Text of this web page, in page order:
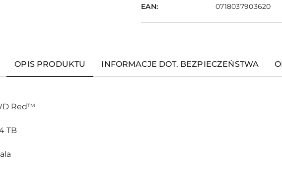
EAN: 0718037903620
OPIS PRODUKTU INFORMACJE DOT. BEZPIECZEŃSTWA
Red™
TB